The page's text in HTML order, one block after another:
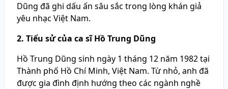
Dũng đã ghi dấu ấn sâu sắc trong lòng khán giả
yêu nhạc Việt Nam.
2. Tiểu sử của ca sĩ Hồ Trung Dũng
Hồ Trung Dũng sinh ngày 1 tháng 12 năm 1982 tại
Thành phố Hồ Chí Minh, Việt Nam. Từ nhỏ, anh đã
được gia đình định hướng theo các ngành nghề